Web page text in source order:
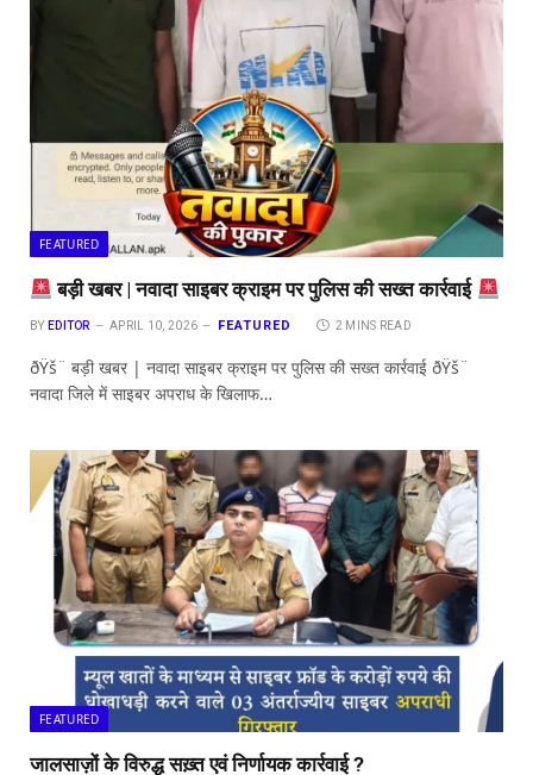
FEATURED
बड़ी खबर | नवादा साइबर क्राइम पर पुलिस की सख्त कार्रवाई
BY EDITOR APRIL 10, 2026 FEATURED 2 MINS READ
ðŸš¨ बड़ी खबर | नवादा साइबर क्राइम पर पुलिस की सख्त कार्रवाई ðŸš¨
नवादा जिले में साइबर अपराध के खिलाफ…
FEATURED
जालसाज़ों के विरुद्ध सख़्त एवं निर्णायक कार्रवाई ?